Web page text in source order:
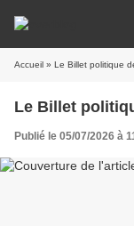
Accueil » Le Billet politique
Le Billet
Publié le 05/07/2026 à